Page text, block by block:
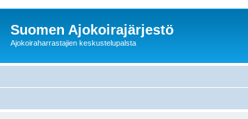
Suomen Ajokoirajärjestö
Ajokoiraharrastajien keskustelupalsta